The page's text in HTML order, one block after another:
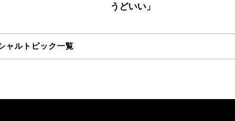
うどいい」
ャルトピック一覧